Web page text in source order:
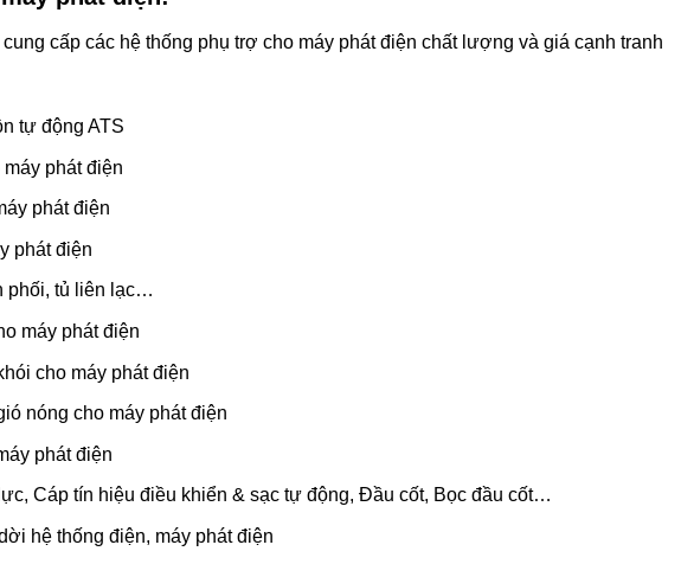
cấp các hệ thống phụ trợ cho máy phát điện chất lượng và giá cạnh tranh
tự động ATS
phát điện
phát điện
phát điện
phối, tủ liên lạc…
máy phát điện
cho máy phát điện
nóng cho máy phát điện
phát điện
Cáp tín hiệu điều khiển & sạc tự động, Đầu cốt, Bọc đầu cốt…
hệ thống điện, máy phát điện